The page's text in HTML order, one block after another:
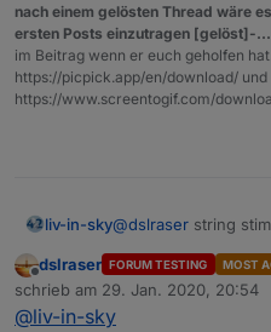
"name":
    "read": true,
"write":
"type":
"role":
"ts":
"_id":
  "acl": {
"object":
    "state": 1636,
nach einem gelösten Thread wäre
ersten Posts einzutragen [gelöst]-...
im Beitrag wenn er euch geholfen hat.
https://picpick.app/en/download/ und
https://www.screentogif.com/
liv-in-sky@dslraser string
Offline
dslraser FORUM TESTING MOST
schrieb am 29. Jan. 2020, 20:54
zuletzt editiert von
@liv-in-sky